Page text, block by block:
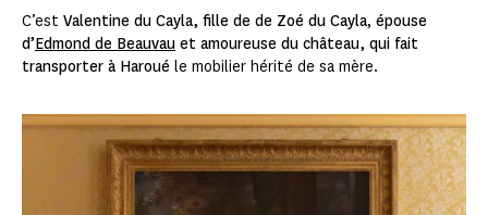
C’est Valentine du Cayla, fille de de Zoé du Cayla, épouse
d’Edmond de Beauvau et amoureuse du château, qui fait
transporter à Haroué le mobilier hérité de sa mère.